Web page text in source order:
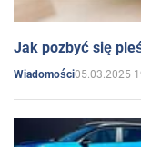
Jak pozbyć się
Wiadomości05.03.2025